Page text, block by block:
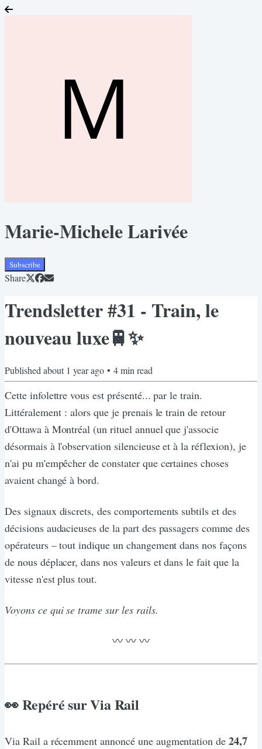
Marie-Michele Larivée
Subscribe
Share
Trendsletter #31 - Train, le
nouveau luxe🚆✨
Published about 1 year ago • 4min read
Cette infolettre vous est présenté... par le train.
Littéralement : alors que je prenais le train de retour
d'Ottawa à Montréal (un rituel annuel que j'associe
désormais à l'observation silencieuse et à la réflexion), je
n'ai pu m'empêcher de constater que certaines choses
avaient changé à bord.
Des signaux discrets, des comportements subtils et des
décisions audacieuses de la part des passagers comme des
opérateurs – tout indique un changement dans nos façons
de nous déplacer, dans nos valeurs et dans le fait que la
vitesse n'est plus tout.
Voyons ce qui se trame sur les rails.
〰️ 〰️ 〰️
👀 Repéré sur Via Rail
Via Rail a récemment annoncé une augmentation de24,7